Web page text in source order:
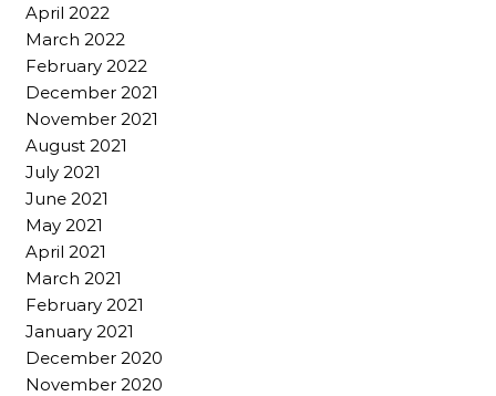
April 2022
March 2022
February 2022
December 2021
November 2021
August 2021
July 2021
June 2021
May 2021
April 2021
March 2021
February 2021
January 2021
December 2020
November 2020